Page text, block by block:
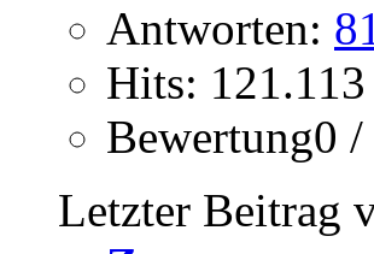
Antworten: 81
Hits: 121.113
Bewertung0 /
Letzter Beitrag